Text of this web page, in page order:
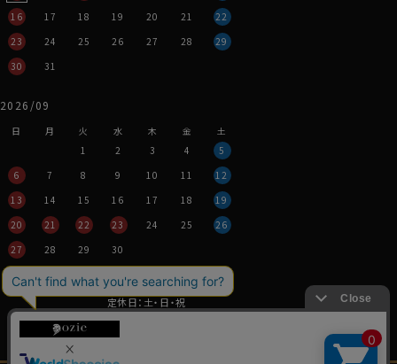
16
17 18 19 20 21
22
23
24 25 26 27 28
29
30
31
2026/09
日 月 火 水 木 金
土
1
2 3 4
5
6
7 8 9 10 11
12
13
14 15 16 17 18
19
20
21 22 23 24 25
26
27
28 29 30
営業時間：平日11時～17時
定休日：土・日・祝
※年末年始つきましては、